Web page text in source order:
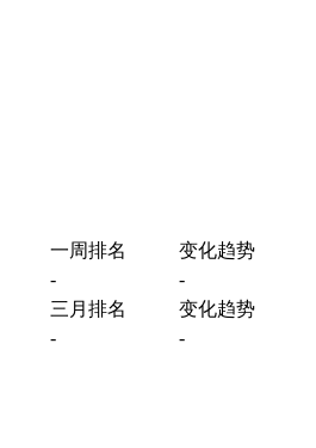
一周排名
变化趋势
-
-
三月排名
变化趋势
- -